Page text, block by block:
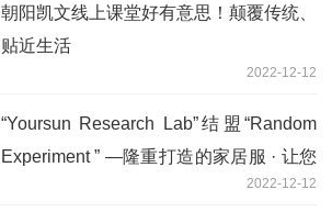
朝阳凯文线上课堂好有意思！颠覆传统、
贴近生活
2022-12-12
“Yoursun Research Lab”结盟“Random
Experiment ” —隆重打造的家居服 · 让您
2022-12-12